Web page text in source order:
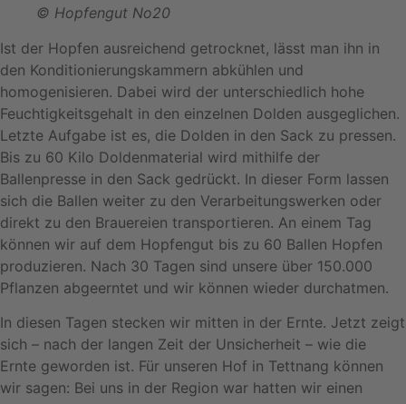
© Hopfengut No20
Ist der Hopfen ausreichend getrocknet, lässt man ihn in
den Konditionierungskammern abkühlen und
homogenisieren. Dabei wird der unterschiedlich hohe
Feuchtigkeitsgehalt in den einzelnen Dolden ausgeglichen.
Letzte Aufgabe ist es, die Dolden in den Sack zu pressen.
Bis zu 60 Kilo Doldenmaterial wird mithilfe der
Ballenpresse in den Sack gedrückt. In dieser Form lassen
sich die Ballen weiter zu den Verarbeitungswerken oder
direkt zu den Brauereien transportieren. An einem Tag
können wir auf dem Hopfengut bis zu 60 Ballen Hopfen
produzieren. Nach 30 Tagen sind unsere über 150.000
Pflanzen abgeerntet und wir können wieder durchatmen.
In diesen Tagen stecken wir mitten in der Ernte. Jetzt zeigt
sich – nach der langen Zeit der Unsicherheit – wie die
Ernte geworden ist. Für unseren Hof in Tettnang können
wir sagen: Bei uns in der Region war hatten wir einen